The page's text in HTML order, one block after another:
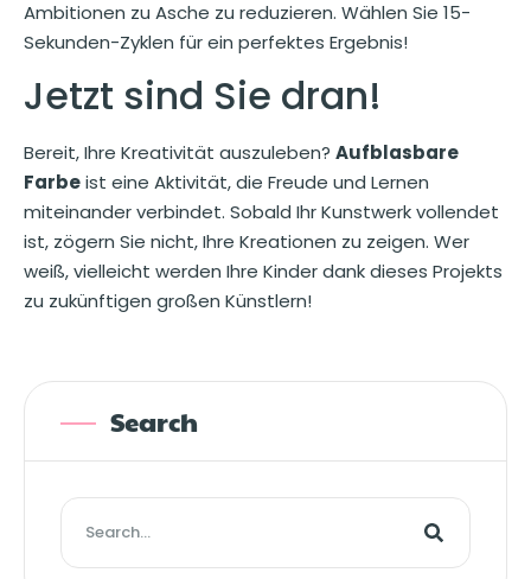
Ambitionen zu Asche zu reduzieren. Wählen Sie 15-
Sekunden-Zyklen für ein perfektes Ergebnis!
Jetzt sind Sie dran!
Bereit, Ihre Kreativität auszuleben? Aufblasbare
Farbeist eine Aktivität, die Freude und Lernen
miteinander verbindet. Sobald Ihr Kunstwerk vollendet
ist, zögern Sie nicht, Ihre Kreationen zu zeigen. Wer
weiß, vielleicht werden Ihre Kinder dank dieses Projekts
zu zukünftigen großen Künstlern!
Search